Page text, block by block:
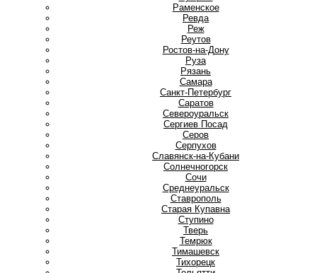
Раменское
Ревда
Реж
Реутов
Ростов-на-Дону
Руза
Рязань
Самара
Санкт-Петербург
Саратов
Североуральск
Сергиев Посад
Серов
Серпухов
Славянск-на-Кубани
Солнечногорск
Сочи
Среднеуральск
Ставрополь
Старая Купавна
Ступино
Тверь
Темрюк
Тимашевск
Тихорецк